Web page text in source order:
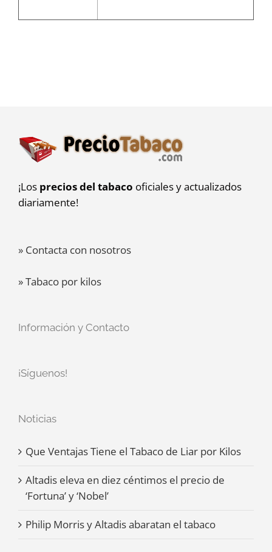
¡Los precios del tabaco oficiales y actualizados
diariamente!
» Contacta con nosotros
» Tabaco por kilos
Información y Contacto
¡Síguenos!
Noticias
Que Ventajas Tiene el Tabaco de Liar por Kilos
Altadis eleva en diez céntimos el precio de
‘Fortuna’ y ‘Nobel’
Philip Morris y Altadis abaratan el tabaco